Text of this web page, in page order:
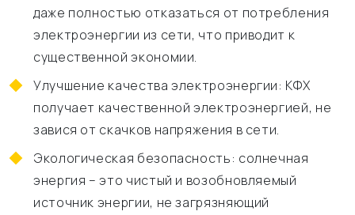
даже полностью отказаться от потребления
электроэнергии из сети, что приводит к
существенной экономии.
Улучшение качества электроэнергии: КФХ
получает качественной электроэнергией, не
завися от скачков напряжения в сети.
Экологическая безопасность: солнечная
энергия – это чистый и возобновляемый
источник энергии, не загрязняющий